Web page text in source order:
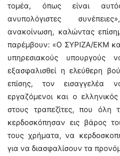
τομέα, όπως είναι
ανυπολόγιστες
ανακοίνωση, καλώντας
παρέμβουν: «Ο ΣΥΡΙΖΑ/ΕΚΜ
υπηρεσιακούς
εξασφαλισθεί η ελεύθερη
επίσης, τον εισαγγελέα
εργαζόμενοι και ο
στους τραπεζίτες, που όλη
κερδοσκόπησαν εις βάρος
τους χρήματα, να
για να διασφαλίσουν τα